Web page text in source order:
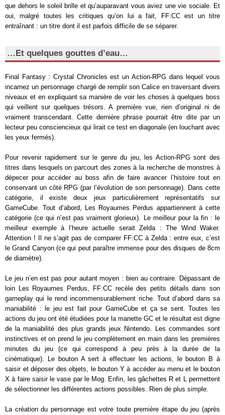
que dehors le soleil brille et qu’auparavant vous aviez une vie sociale. Et
oui, malgré toutes les critiques qu’on lui a fait, FF:CC est un titre
entraînant : un titre dont il est parfois difficile de se séparer.
…Et quelques gouttes d’eau…
Final Fantasy : Crystal Chronicles est un Action-RPG dans lequel vous
incarnez un personnage chargé de remplir son Calice en traversant divers
niveaux et en expliquant sa manière de voir les choses à quelques boss
qui veillent sur quelques trésors. A première vue, rien d’original ni de
vraiment transcendant. Cette dernière phrase pourrait être dite par un
lecteur peu consciencieux qui lirait ce test en diagonale (en louchant avec
les yeux fermés).
Pour revenir rapidement sur le genre du jeu, les Action-RPG sont des
titres dans lesquels on parcourt des zones à la recherche de monstres à
dépecer pour accéder au boss afin de faire avancer l’histoire tout en
conservant un côté RPG (par l’évolution de son personnage). Dans cette
catégorie, il existe deux jeux particulièrement représentatifs sur
GameCube. Tout d’abord, Les Royaumes Perdus appartiennent à cette
catégorie (ce qui n’est pas vraiment glorieux). Le meilleur pour la fin : le
meilleur exemple à l’heure actuelle serait Zelda : The Wind Waker.
Attention ! Il ne s’agit pas de comparer FF:CC à Zelda : entre eux, c’est
le Grand Canyon (ce qui peut paraître immense pour des disques de 8cm
de diamètre).
Le jeu n’en est pas pour autant moyen : bien au contraire. Dépassant de
loin Les Royaumes Perdus, FF:CC recèle des petits détails dans son
gameplay qui le rend incommensurablement riche. Tout d’abord dans sa
maniabilité : le jeu est fait pour GameCube et ça se sent. Toutes les
actions du jeu ont été étudiées pour la manette GC et le résultat est digne
de la maniabilité des plus grands jeux Nintendo. Les commandes sont
instinctives et on prend le jeu complètement en main dans les premières
minutes du jeu (ce qui correspond à peu près à la durée de la
cinématique). Le bouton A sert à effectuer les actions, le bouton B à
saisir et déposer des objets, le bouton Y à accéder au menu et le bouton
X à faire saisir le vase par le Mog. Enfin, les gâchettes R et L permettent
de sélectionner les différentes actions possibles. Rien de plus simple.
La création du personnage est votre toute première étape du jeu (après